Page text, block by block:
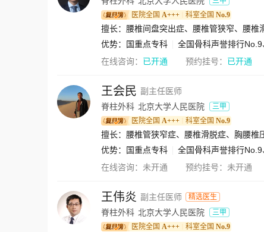
医院全国 A+++ 科室全国 No.9
优势：
国重点专科
全国骨科声誉排行
在线咨询： 已开通 预约挂号： 已开通
王会民 副主任医师
脊柱外科 北京大学人民医院
三甲
医院全国 A+++ 科室全国 No.9
擅长：腰椎管狭窄症、腰椎滑脱症、胸腰
优势：
国重点专科
全国骨科声誉排行
在线咨询： 未开通 预约挂号： 未开通
王伟炎 副主任医师 精选医生
脊柱外科 北京大学人民医院
三甲
医院全国 A+++ 科室全国 No.9